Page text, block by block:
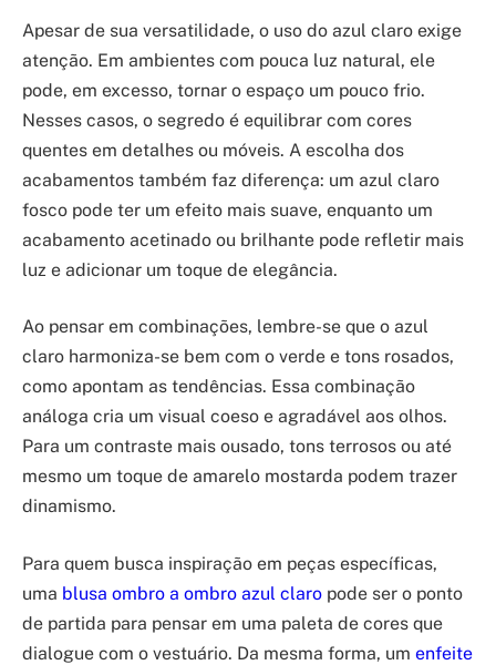
Apesar de sua versatilidade, o uso do azul claro exige
atenção. Em ambientes com pouca luz natural, ele
pode, em excesso, tornar o espaço um pouco frio.
Nesses casos, o segredo é equilibrar com cores
quentes em detalhes ou móveis. A escolha dos
acabamentos também faz diferença: um azul claro
fosco pode ter um efeito mais suave, enquanto um
acabamento acetinado ou brilhante pode refletir mais
luz e adicionar um toque de elegância.
Ao pensar em combinações, lembre-se que o azul
claro harmoniza-se bem com o verde e tons rosados,
como apontam as tendências. Essa combinação
análoga cria um visual coeso e agradável aos olhos.
Para um contraste mais ousado, tons terrosos ou até
mesmo um toque de amarelo mostarda podem trazer
dinamismo.
Para quem busca inspiração em peças específicas,
uma blusa ombro a ombro azul claro pode ser o ponto
de partida para pensar em uma paleta de cores que
dialogue com o vestuário. Da mesma forma, um enfeite